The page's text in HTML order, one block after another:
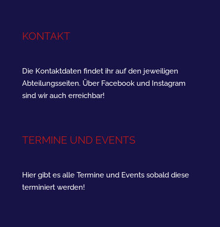
KONTAKT
Die Kontaktdaten findet ihr auf den jeweiligen
Abteilungsseiten. Über Facebook und Instagram
sind wir auch erreichbar!
TERMINE UND EVENTS
Hier gibt es alle Termine und Events sobald diese
terminiert werden!